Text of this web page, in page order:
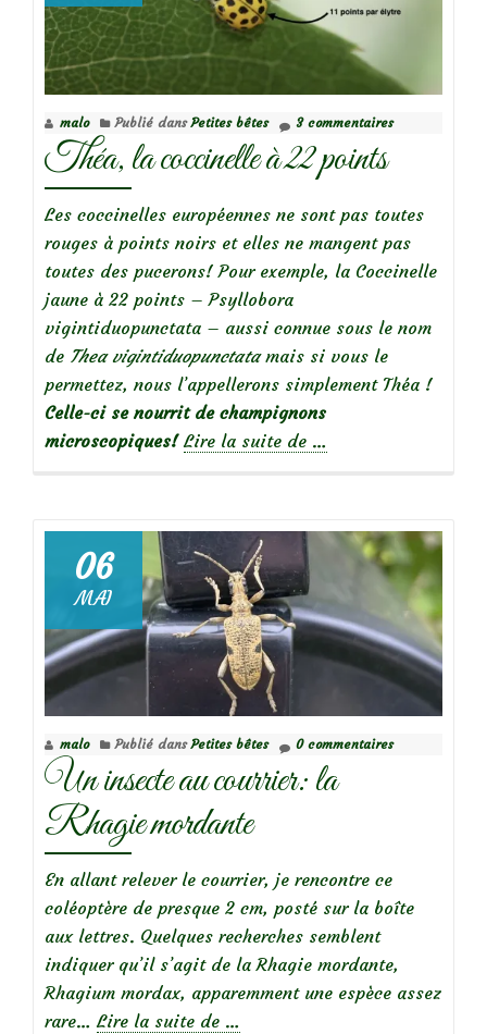
malo Publié dansPetites bêtes 3 commentaires
Théa, la coccinelle à 22 points
Les coccinelles européennes ne sont pas toutes
rouges à points noirs et elles ne mangent pas
toutes des pucerons! Pour exemple, la Coccinelle
jaune à 22 points – Psyllobora
vigintiduopunctata – aussi connue sous le nom
de Thea vigintiduopunctatamais si vous le
permettez, nous l’appellerons simplement Théa !
Celle-ci se nourrit de champignons
microscopiques! Lire la suite de
coccinelle
22
points
…
06
MAI
malo Publié dansPetites bêtes 0 commentaires
Un insecte au courrier: la
Rhagie mordante
En allant relever le courrier, je rencontre ce
coléoptère de presque 2 cm, posté sur la boîte
aux lettres. Quelques recherches semblent
indiquer qu’il s’agit de la Rhagie mordante,
Rhagium mordax, apparemment une espèce assez
rare… Lire la suite de à
…